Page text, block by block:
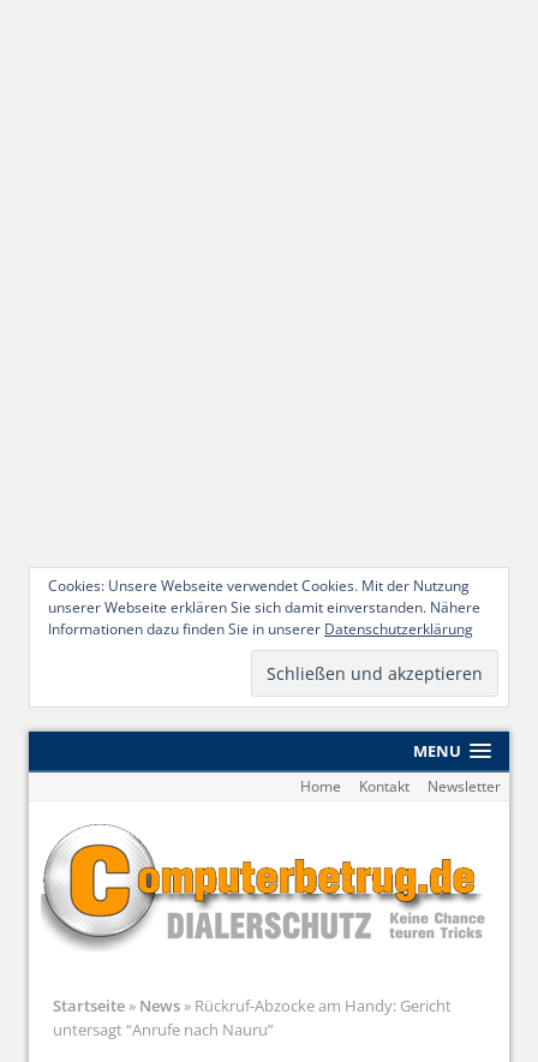
Cookies: Unsere Webseite verwendet Cookies. Mit der Nutzung
unserer Webseite erklären Sie sich damit einverstanden. Nähere
Informationen dazu finden Sie in unserer Datenschutzerklärung
MENU
Home Kontakt Newsletter
Startseite» News» Rückruf-Abzocke am Handy: Gericht
untersagt “Anrufe nach Nauru”